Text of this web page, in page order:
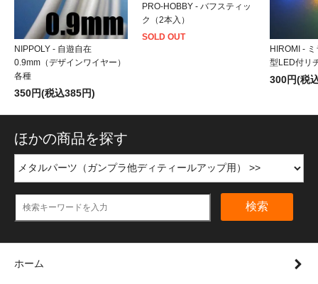
NIPPOLY - 自遊自在
0.9mm（デザインワイヤー）
各種
350円(税込385円)
PRO-HOBBY - バフスティッ
ク（2本入）
SOLD OUT
HIROMI -
型LED付リ
300円(税
ほかの商品を探す
検索
ホーム